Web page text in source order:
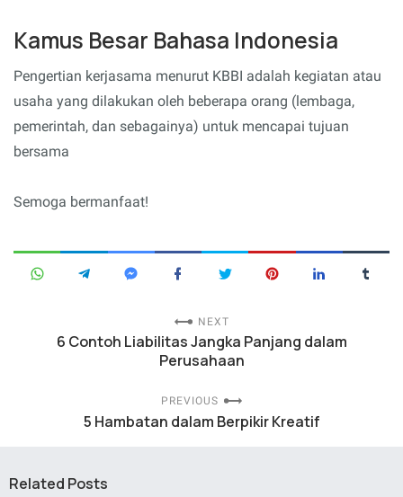
Kamus Besar Bahasa Indonesia
Pengertian kerjasama menurut KBBI adalah kegiatan atau
usaha yang dilakukan oleh beberapa orang (lembaga,
pemerintah, dan sebagainya) untuk mencapai tujuan
bersama
Semoga bermanfaat!
NEXT
6 Contoh Liabilitas Jangka Panjang dalam
Perusahaan
PREVIOUS
5 Hambatan dalam Berpikir Kreatif
Related Posts